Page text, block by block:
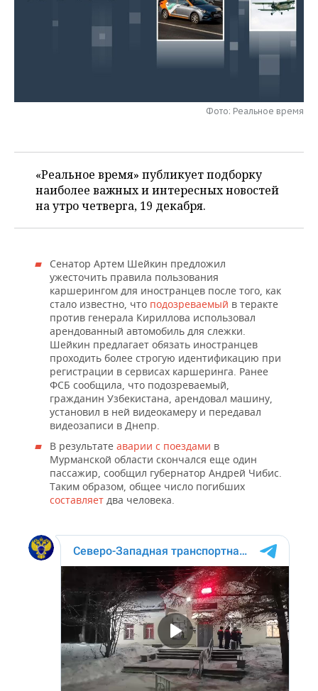
НЕФТЕХИМИЯ
ЭНЕРГЕТИКА
РОЗНИЧНАЯ ТОРГОВЛЯ
НОВОСТИ ТЕХНОЛОГИЙ
МЕРОПРИЯТИЯ
НОВОСТИ МЕРОПРИЯТИЙ
ONLINE-КОНФЕРЕНЦИИ
ОТКРЫТАЯ ЛЕКЦИЯ
ХОККЕЙ
БАСКЕТБОЛ
ФИГУРНОЕ КАТАНИЕ
ВОДНЫЕ ВИДЫ СПОРТА
ХОККЕЙ С МЯЧОМ
ВЛАСТЬ
ИНФРАСТРУКТУРА
МЕДИЦИНА
ОБРАЗОВАНИЕ
ПРОИСШЕСТВИЯ
СПРАВОЧНИК
Фото: Реальное время
«Реальное время» публикует подборку
наиболее важных и интересных новостей
на утро четверга, 19 декабря.
Сенатор Артем Шейкин предложил
ужесточить правила пользования
каршерингом для иностранцев после того, как
стало известно, что подозреваемый в теракте
против генерала Кириллова использовал
арендованный автомобиль для слежки.
Шейкин предлагает обязать иностранцев
проходить более строгую идентификацию при
регистрации в сервисах каршеринга. Ранее
ФСБ сообщила, что подозреваемый,
гражданин Узбекистана, арендовал машину,
установил в ней видеокамеру и передавал
видеозаписи в Днепр.
В результате аварии с поездами в
Мурманской области скончался еще один
пассажир, сообщил губернатор Андрей Чибис.
Таким образом, общее число погибших
составляет два человека.